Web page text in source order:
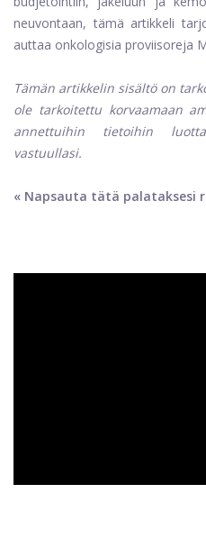
neuvontaan, tämä artikkeli
auttaa onkologisia proviisoreja
Tämän artikkelin sisältö on
ole tarkoitettu korvaamaan
annettuihin tietoihin
vastuullasi.
« Napsauta tätä palataksesi